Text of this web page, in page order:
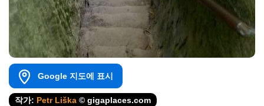
Google 지도에 표시
작가: Petr Liška © gigaplaces.com